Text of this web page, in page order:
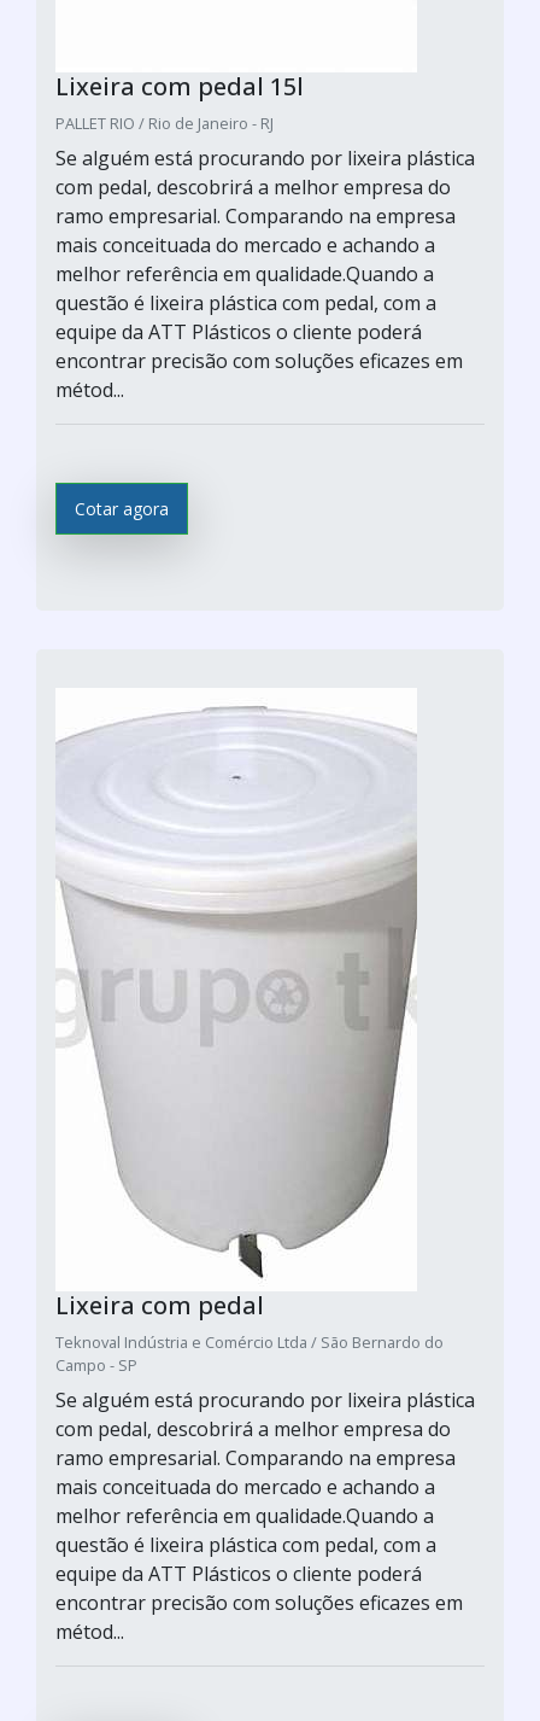
Lixeira com pedal 15l
PALLET RIO / Rio de Janeiro - RJ
Se alguém está procurando por lixeira plástica
com pedal, descobrirá a melhor empresa do
ramo empresarial. Comparando na empresa
mais conceituada do mercado e achando a
melhor referência em qualidade.Quando a
questão é lixeira plástica com pedal, com a
equipe da ATT Plásticos o cliente poderá
encontrar precisão com soluções eficazes em
métod...
Cotar agora
Lixeira com pedal
Teknoval Indústria e Comércio Ltda / São Bernardo do
Campo - SP
Se alguém está procurando por lixeira plástica
com pedal, descobrirá a melhor empresa do
ramo empresarial. Comparando na empresa
mais conceituada do mercado e achando a
melhor referência em qualidade.Quando a
questão é lixeira plástica com pedal, com a
equipe da ATT Plásticos o cliente poderá
encontrar precisão com soluções eficazes em
métod...